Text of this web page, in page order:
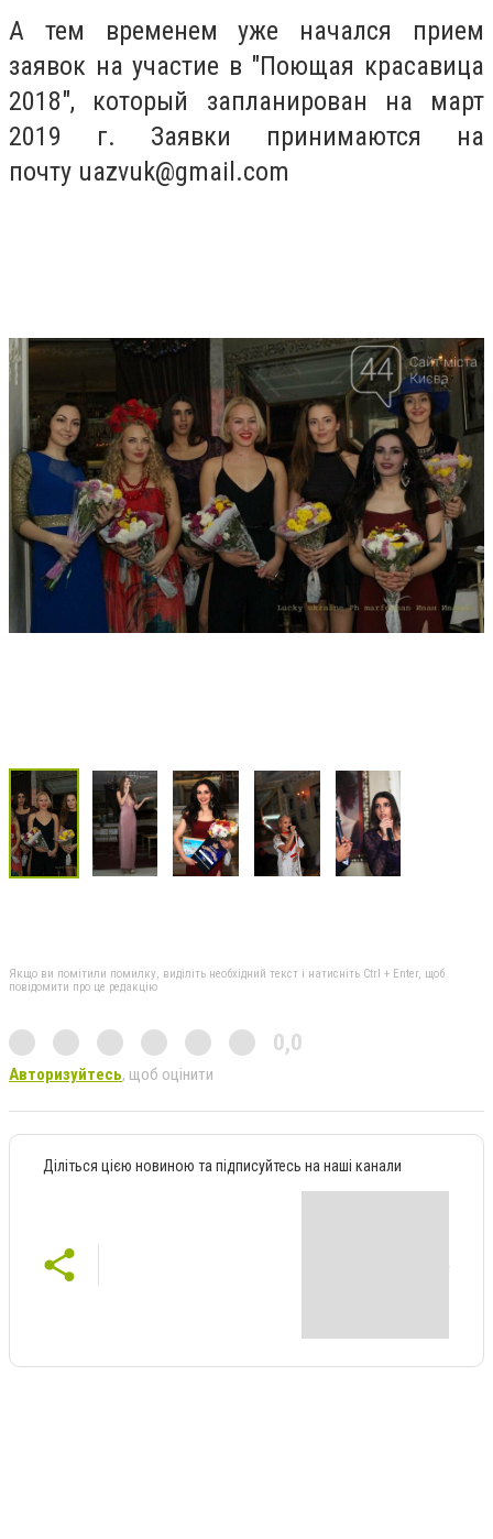
А тем временем уже начался прием
заявок на участие в "Поющая красавица
2018", который запланирован на март
2019 г. Заявки принимаются на
почту uazvuk@gmail.com
Якщо ви помітили помилку, виділіть необхідний текст і натисніть Ctrl + Enter, щоб
повідомити про це редакцію
0,0
Авторизуйтесь, щоб оцінити
Діліться цією новиною та підписуйтесь на наші канали